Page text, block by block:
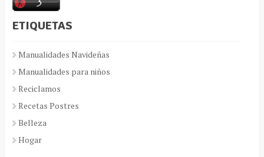
ETIQUETAS
Manualidades Navideñas
Manualidades para niños
Reciclamos
Recetas Postres
Belleza
Hogar